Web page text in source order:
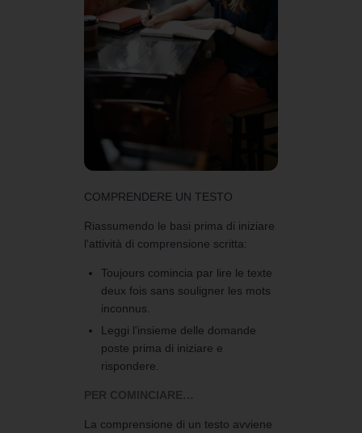
COMPRENDERE UN TESTO
Riassumendo le basi prima di iniziare
l'attività di comprensione scritta:
Toujours comincia par lire le texte
deux fois sans souligner les mots
inconnus.
Leggi l'insieme delle domande
poste prima di iniziare e
rispondere.
PER COMINCIARE…
La comprensione di un testo avviene